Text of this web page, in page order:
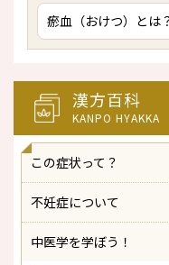
瘀血（おけつ）とは？
漢方百科
KANPO HYAKKA
この症状って？
不妊症について
中医学を学ぼう！